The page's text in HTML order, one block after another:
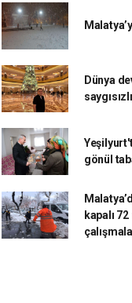
Dünya
gönül
kapalı